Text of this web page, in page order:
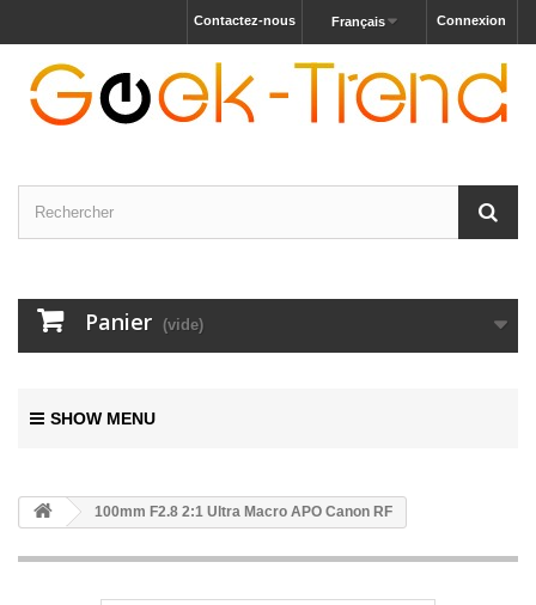
Connexion
Français
Contactez-nous
Panier (vide)
SHOW MENU
100mm F2.8 2:1 Ultra Macro APO Canon RF